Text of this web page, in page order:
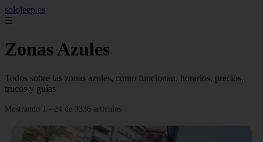
solojeep.es
☰
Zonas Azules
Todos sobre las zonas azules, como funcionan, horarios, precios,
trucos y guías
Mostrando 1 - 24 de 3336 artículos